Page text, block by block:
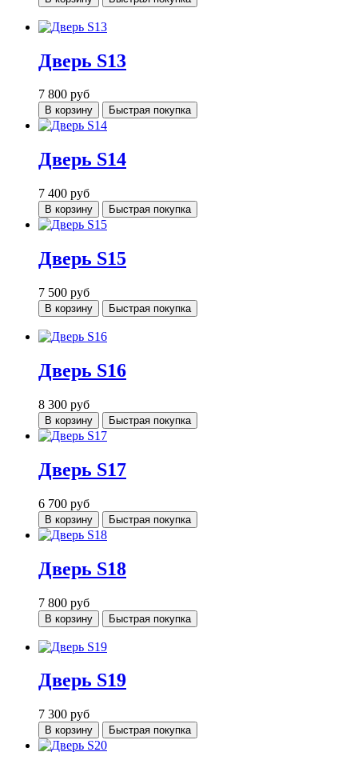
Дверь S13
7 800 руб
В корзину Быстрая покупка
Дверь S14
7 400 руб
В корзину Быстрая покупка
Дверь S15
7 500 руб
В корзину Быстрая покупка
Дверь S16
8 300 руб
В корзину Быстрая покупка
Дверь S17
6 700 руб
В корзину Быстрая покупка
Дверь S18
7 800 руб
В корзину Быстрая покупка
Дверь S19
7 300 руб
В корзину Быстрая покупка